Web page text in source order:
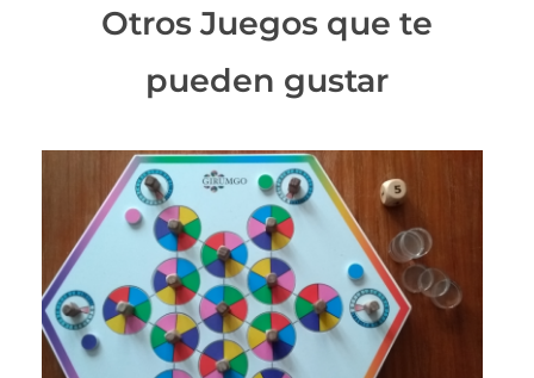
Otros Juegos que te
pueden gustar